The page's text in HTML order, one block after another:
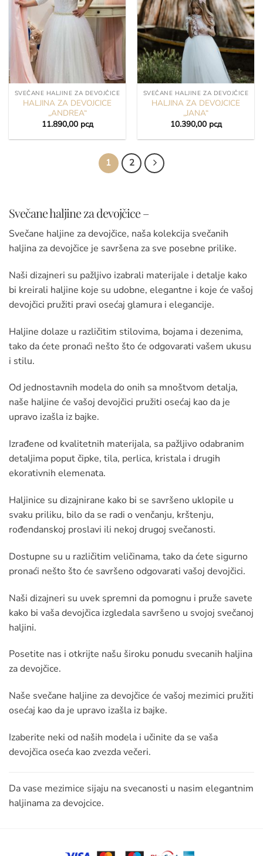
SVEČANE HALJINE ZA DEVOJČICE
HALJINA ZA DEVOJCICE
„ANDREA“
11.890,00 рсд
SVEČANE HALJINE ZA DEVOJČICE
HALJINA ZA DEVOJCICE
„JANA“
10.390,00 рсд
1 2
Svečane haljine za devojčice –
Svečane haljine za devojčice, naša kolekcija svečanih
haljina za devojčice je savršena za sve posebne prilike.
Naši dizajneri su pažljivo izabrali materijale i detalje kako
bi kreirali haljine koje su udobne, elegantne i koje će vašoj
devojčici pružiti pravi osećaj glamura i elegancije.
Haljine dolaze u različitim stilovima, bojama i dezenima,
tako da ćete pronaći nešto što će odgovarati vašem ukusu
i stilu.
Od jednostavnih modela do onih sa mnoštvom detalja,
naše haljine će vašoj devojčici pružiti osećaj kao da je
upravo izašla iz bajke.
Izrađene od kvalitetnih materijala, sa pažljivo odabranim
detaljima poput čipke, tila, perlica, kristala i drugih
ekorativnih elemenata.
Haljinice su dizajnirane kako bi se savršeno uklopile u
svaku priliku, bilo da se radi o venčanju, krštenju,
rođendanskoj proslavi ili nekoj drugoj svečanosti.
Dostupne su u različitim veličinama, tako da ćete sigurno
pronaći nešto što će savršeno odgovarati vašoj devojčici.
Naši dizajneri su uvek spremni da pomognu i pruže savete
kako bi vaša devojčica izgledala savršeno u svojoj svečanoj
haljini.
Posetite nas i otkrijte našu široku ponudu svecanih haljina
za devojčice.
Naše svečane haljine za devojčice će vašoj mezimici pružiti
osećaj kao da je upravo izašla iz bajke.
Izaberite neki od naših modela i učinite da se vaša
devojčica oseća kao zvezda večeri.
Da vase mezimice sijaju na svecanosti u nasim elegantnim
haljinama za devojcice.